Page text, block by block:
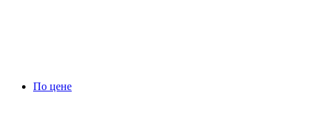
По цене